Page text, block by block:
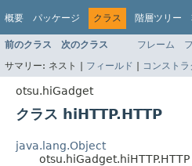
概要 パッケージ クラス 階層ツリー
前のクラス 次のクラス フレーム
サマリー: ネスト | フィールド | コンストラ
otsu.hiGadget
クラス hiHTTP.HTTP
java.lang.Object
otsu.hiGadget.hiHTTP.HTTP